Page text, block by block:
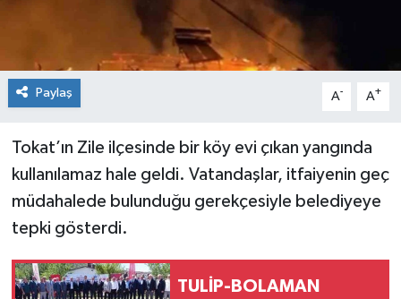
Paylaş A- A+
Tokat’ın Zile ilçesinde bir köy evi çıkan yangında
kullanılamaz hale geldi. Vatandaşlar, itfaiyenin geç
müdahalede bulunduğu gerekçesiyle belediyeye
tepki gösterdi.
TULİP-BOLAMAN
Teknoloji
Tokat Haberleri
Yaşam